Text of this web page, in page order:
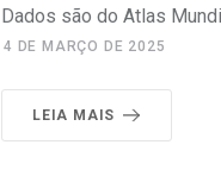
Dados são do Atlas
4 DE MARÇO DE 2025
LEIA MAIS